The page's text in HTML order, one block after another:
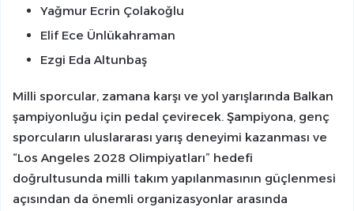
Yağmur Ecrin Çolakoğlu
Elif Ece Ünlükahraman
Ezgi Eda Altunbaş
Milli sporcular, zamana karşı ve yol yarışlarında Balkan
şampiyonluğu için pedal çevirecek. Şampiyona, genç
sporcuların uluslararası yarış deneyimi kazanması ve
“Los Angeles 2028 Olimpiyatları” hedefi
doğrultusunda milli takım yapılanmasının güçlenmesi
açısından da önemli organizasyonlar arasında